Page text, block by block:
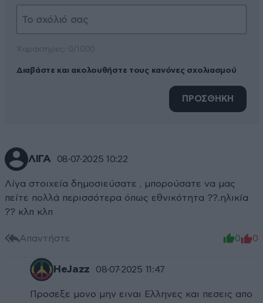
Διαβάστε και ακολουθήστε τους κανόνες σχολιασμού
ΠΡΟΣΘΗΚΗ
ΛΙΓΑ 08·07·2025 10:22
Λίγα στοιχεία δημοσιεύσατε , μπορούσατε να μας
πείτε πολλά περισσότερα όπως εθνικότητα ??.ηλικία
?? κλπ κλπ
Απαντήστε 0 0
HeJazz 08·07·2025 11:47
Προσεξε μονο μην ειναι Ελληνες και πεσεις απο